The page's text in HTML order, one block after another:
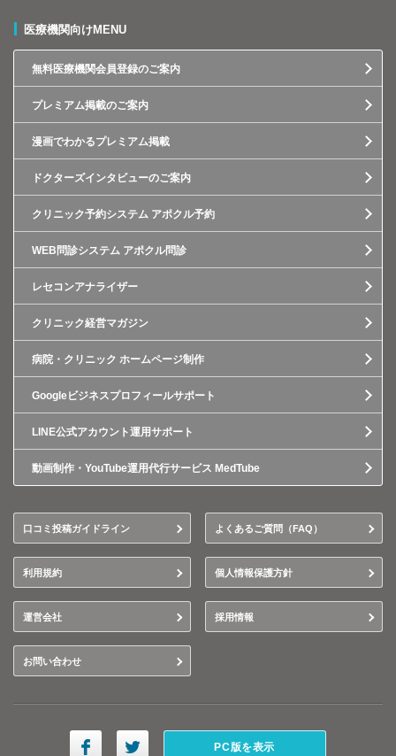
医療機関向けMENU
無料医療機関会員登録のご案内
プレミアム掲載のご案内
漫画でわかるプレミアム掲載
ドクターズインタビューのご案内
クリニック予約システム アポクル予約
WEB問診システム アポクル問診
レセコンアナライザー
クリニック経営マガジン
病院・クリニック ホームページ制作
Googleビジネスプロフィールサポート
LINE公式アカウント運用サポート
動画制作・YouTube運用代行サービス MedTube
口コミ投稿ガイドライン よくあるご質問（FAQ）
利用規約 個人情報保護方針
運営会社 採用情報
お問い合わせ
PC版を表示